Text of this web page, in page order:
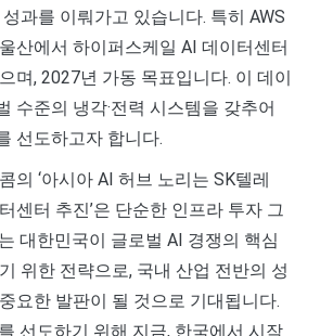
과를 이뤄가고 있습니다. 특히 AWS
산에서 하이퍼스케일 AI 데이터센터
며, 2027년 가동 목표입니다. 이 데이
수준의 냉각·전력 시스템을 갖추어
선도하고자 합니다.
의 ‘아시아 AI 허브 노리는 SK텔레
센터 추진’은 단순한 인프라 투자 그
대한민국이 글로벌 AI 경쟁의 핵심
위한 전략으로, 국내 산업 전반의 성
요한 발판이 될 것으로 기대됩니다.
선도하기 위해 지금, 한국에서 시작